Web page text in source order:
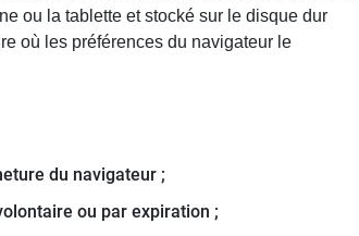
ou la tablette et stocké sur le disque dur
où les préférences du navigateur le
du navigateur ;
ou par expiration ;